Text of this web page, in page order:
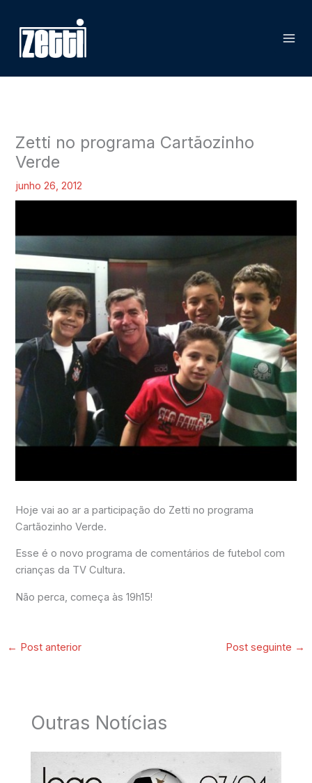
para
conteúdo
Zetti no programa Cartãozinho
Verde
junho 26, 2012
Hoje vai ao ar a participação do Zetti no programa
Cartãozinho Verde.
Esse é o novo programa de comentários de futebol com
crianças da TV Cultura.
Não perca, começa às 19h15!
← Post anterior Post seguinte →
Outras Notícias
e
a